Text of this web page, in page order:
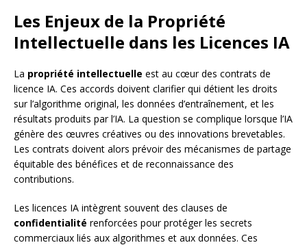
Les Enjeux de la Propriété
Intellectuelle dans les Licences IA
La propriété intellectuelle est au cœur des contrats de
licence IA. Ces accords doivent clarifier qui détient les droits
sur l’algorithme original, les données d’entraînement, et les
résultats produits par l’IA. La question se complique lorsque l’IA
génère des œuvres créatives ou des innovations brevetables.
Les contrats doivent alors prévoir des mécanismes de partage
équitable des bénéfices et de reconnaissance des
contributions.
Les licences IA intègrent souvent des clauses de
confidentialité renforcées pour protéger les secrets
commerciaux liés aux algorithmes et aux données. Ces